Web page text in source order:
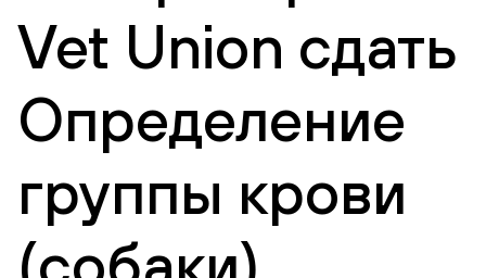
Vet Union сдать
Определение
группы крови